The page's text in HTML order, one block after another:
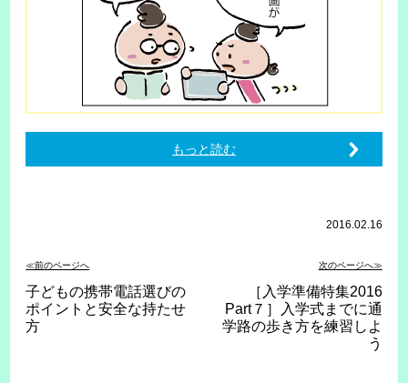
もっと読む
2016.02.16
≪前のページへ 次のページへ≫
子どもの携帯電話選びの
ポイントと安全な持たせ
方
［入学準備特集2016
Part７］入学式までに通
学路の歩き方を練習しよ
う